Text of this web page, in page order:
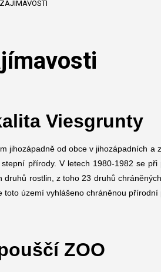
ZAJÍMAVOSTI
Viesgrunty
jihozápadně od obce v jihozápadních a
přírody. V letech 1980-1982 se
druhů rostlin, z toho 23 druhů
toto území vyhlášeno chráněnou přírodní
ZOO